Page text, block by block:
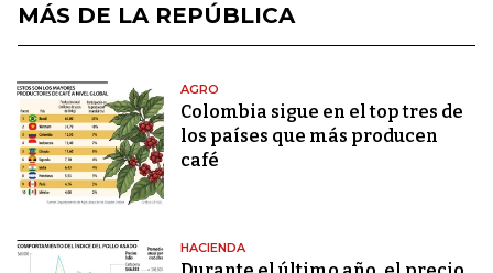
MÁS DE LA REPÚBLICA
AGRO
Colombia sigue en el top tres de
los países que más producen
café
HACIENDA